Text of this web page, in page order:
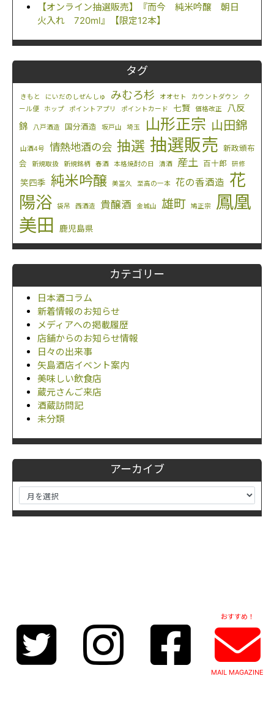
【オンライン抽選販売】『而今 純米吟醸 朝日
火入れ 720ml』【限定12本】
タグ
きもと にいだのしぜんしゅ みむろ杉 オオセト カウントダウン
ク
ール便
ホップ ポイントアプリ ポイントカード 七賢 価格改正
八反
錦
八戸酒造 国分酒造 坂戸山 埼玉 山形正宗 山田錦
山酒4号 情熱地酒の会 抽選 抽選販売 新政頒布
会
新規取扱 新規銘柄 春酒 本格焼酎の日 清酒 産土 百十郎 研修
笑四季 純米吟醸 美冨久 至高の一本 花の香酒造 花
陽浴
袋吊 西酒造 貴醸酒 金城山 雄町 鳩正宗
鳳凰
美田
鹿児島県
カテゴリー
日本酒コラム
新着情報のお知らせ
メディアへの掲載履歴
店舗からのお知らせ情報
日々の出来事
矢島酒店イベント案内
美味しい飲食店
蔵元さんご来店
酒蔵訪問記
未分類
アーカイブ
おすすめ！
MAIL MAGAZINE